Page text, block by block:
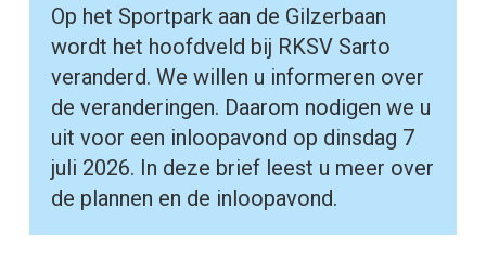
Op het Sportpark aan de Gilzerbaan
wordt het hoofdveld bij RKSV Sarto
veranderd. We willen u informeren over
de veranderingen. Daarom nodigen we u
uit voor een inloopavond op dinsdag 7
juli 2026. In deze brief leest u meer over
de plannen en de inloopavond.